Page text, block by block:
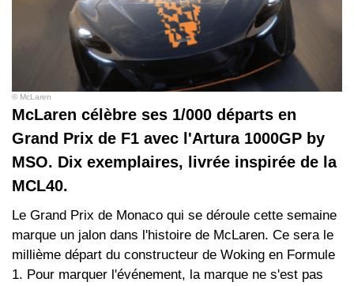
© McLaren
McLaren célèbre ses 1/000 départs en
Grand Prix de F1 avec l'Artura 1000GP by
MSO. Dix exemplaires, livrée inspirée de la
MCL40.
Le Grand Prix de Monaco qui se déroule cette semaine
marque un jalon dans l'histoire de McLaren. Ce sera le
millième départ du constructeur de Woking en Formule
1. Pour marquer l'événement, la marque ne s'est pas